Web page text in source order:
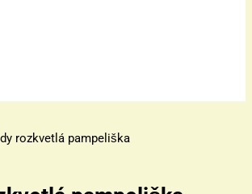
rozkvetlá pampeliška